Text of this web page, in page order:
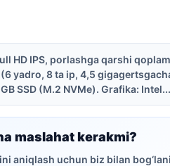
HD IPS, porlashga qarshi
yadro, 8 ta ip, 4,5
SSD (M.2 NVMe). Grafika: Intel...
maslahat kerakmi?
aniqlash uchun biz bilan